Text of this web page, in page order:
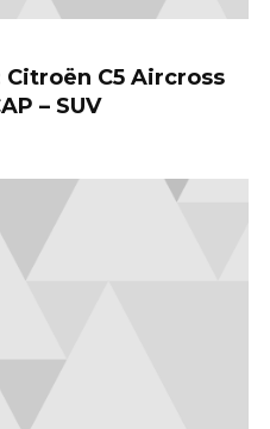
Citroën C5 Aircross
– SUV